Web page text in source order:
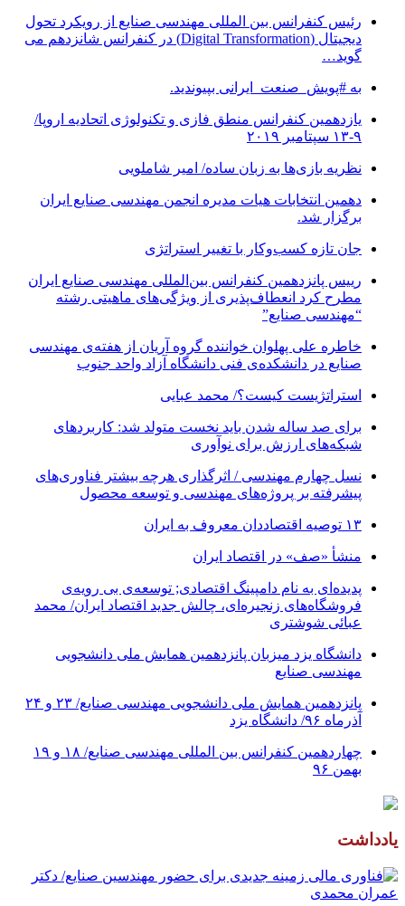
رئیس کنفرانس بین المللی مهندسی صنایع از رویکرد تحول
دیجیتال (Digital Transformation) در کنفرانس شانزدهم می
گوید…
به #پویش_صنعت_ایرانی بپیوندید.
یازدهمین کنفرانس منطق فازی و تکنولوژی اتحادیه اروپا/
۹-۱۳ سپتامبر ۲۰۱۹
نظریه بازی‌ها به زبان ساده/ امیر شاملویی
دهمین انتخابات هیات مدیره انجمن مهندسی صنایع ایران
برگزار شد.
جان تازه کسب‌وکار با تغییر استراتژی
رییس پانزدهمین کنفرانس بین‌المللی مهندسی صنایع ایران
مطرح کرد انعطاف‌پذیری از ویژگی‌های ماهیتی رشته
“مهندسی صنایع”
خاطره علی پهلوان خواننده گروه آریان از هفته‌ی مهندسی
صنایع در دانشکده‌ی فنی دانشگاه آزاد واحد جنوب
استراتژیست کیست؟‬/ محمد عبایی
برای صد ساله شدن باید نخست متولد شد: کاربردهای
شبکه‌های ارزش برای نوآوری
نسل چهارم مهندسی / اثرگذاری هرچه بیشتر فناوری‌های
پیشرفته بر پروژه‌های مهندسی و توسعه محصول
۱۳ توصیه اقتصاددان معروف به ایران
منشأ «صف» در اقتصاد ایران
پدیده‌ای به نام دامپینگ اقتصادی; توسعه‌ی بی رویه‌ی
فروشگاه‌های زنجیره‌ای، چالش جدید اقتصاد ایران/ محمد
عبائی شوشتری
دانشگاه یزد میزبان پانزدهمین همایش ملی دانشجویی
مهندسی صنایع
پانزدهمین همایش ملی دانشجویی مهندسی صنایع/ ۲۳ و ۲۴
آذرماه ۹۶/ دانشگاه یزد
چهاردهمین کنفرانس بین المللی مهندسی صنایع/ ۱۸ و ۱۹
بهمن ۹۶
یادداشت